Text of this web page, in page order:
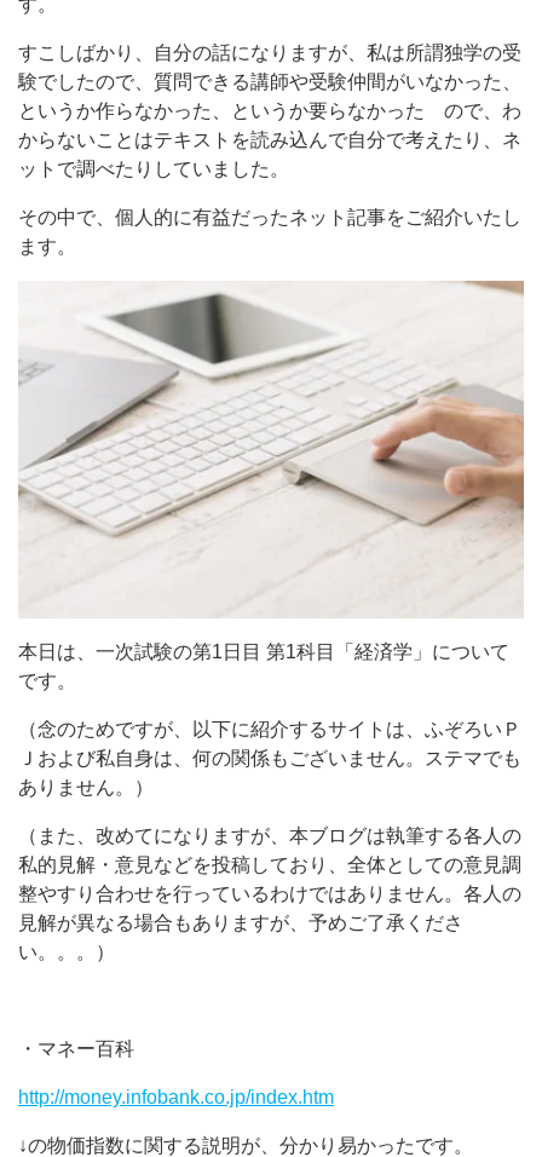
す。
すこしばかり、自分の話になりますが、私は所謂独学の受
験でしたので、質問できる講師や受験仲間がいなかった、
というか作らなかった、というか要らなかった
ので、わ
からないことはテキストを読み込んで自分で考えたり、ネ
ットで調べたりしていました。
その中で、個人的に有益だったネット記事をご紹介いたし
ます。
本日は、一次試験の第1日目 第1科目「経済学」について
です。
（念のためですが、以下に紹介するサイトは、ふぞろいＰ
Ｊおよび私自身は、何の関係もございません。ステマでも
ありません。）
（また、改めてになりますが、本ブログは執筆する各人の
私的見解・意見などを投稿しており、全体としての意見調
整やすり合わせを行っているわけではありません。各人の
見解が異なる場合もありますが、予めご了承くださ
い。。。）
・マネー百科
http://money.infobank.co.jp/index.htm
↓の物価指数に関する説明が、分かり易かったです。